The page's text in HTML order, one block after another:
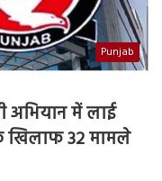
Punjab
अभियान में लाई
खिलाफ 32 मामले